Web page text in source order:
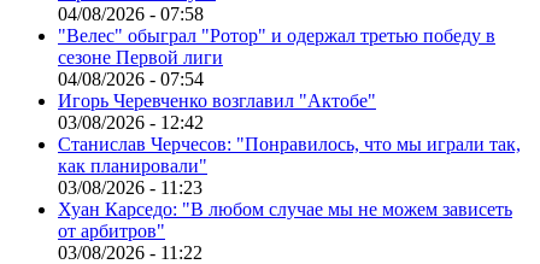
04/08/2026 - 07:58
"Велес" обыграл "Ротор" и одержал третью победу в
сезоне Первой лиги
04/08/2026 - 07:54
Игорь Черевченко возглавил "Актобе"
03/08/2026 - 12:42
Станислав Черчесов: "Понравилось, что мы играли так,
как планировали"
03/08/2026 - 11:23
Хуан Карседо: "В любом случае мы не можем зависеть
от арбитров"
03/08/2026 - 11:22